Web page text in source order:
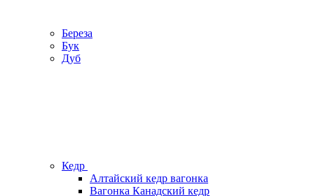
Береза
Бук
Дуб
Кедр
Алтайский кедр вагонка
Вагонка Канадский кедр